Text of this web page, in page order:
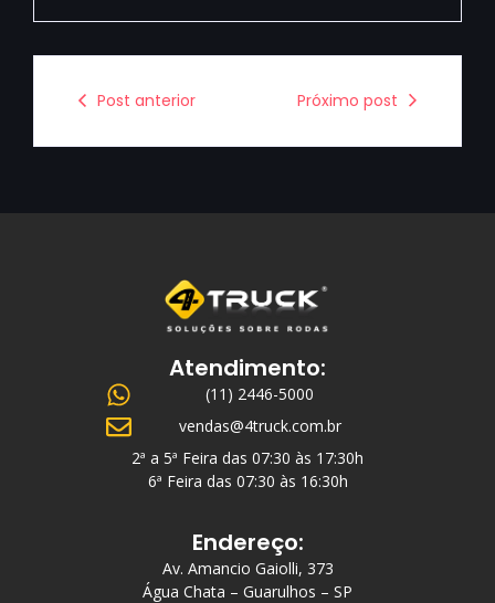
Post anterior Próximo post
Atendimento:
(11) 2446-5000
vendas@4truck.com.br
2ª a 5ª Feira das 07:30 às 17:30h
6ª Feira das 07:30 às 16:30h
Endereço:
Av. Amancio Gaiolli, 373
Água Chata – Guarulhos – SP